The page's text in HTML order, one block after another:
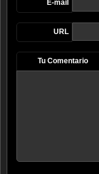
E-mail
URL
Tu Comentario